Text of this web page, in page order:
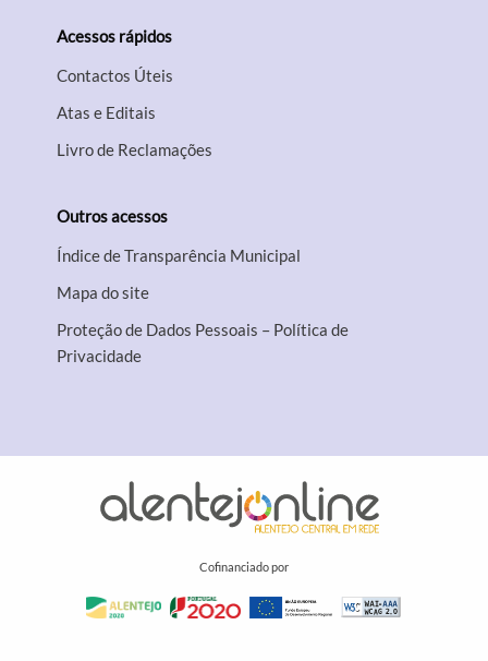
Acessos rápidos
Contactos Úteis
Atas e Editais
Livro de Reclamações
Outros acessos
Índice de Transparência Municipal
Mapa do site
Proteção de Dados Pessoais – Política de
Privacidade
Cofinanciado por